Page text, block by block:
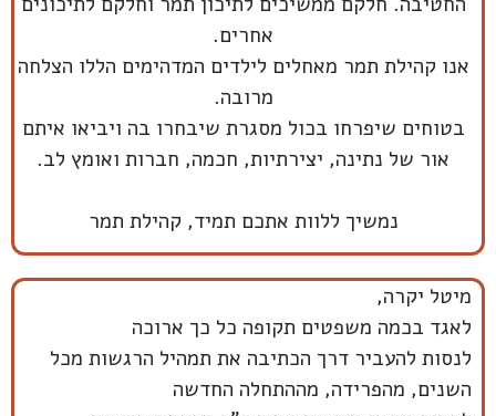
אחרים.
אנו קהילת תמר מאחלים לילדים המדהימים הללו הצלחה
מרובה.
בטוחים שיפרחו בכול מסגרת שיבחרו בה ויביאו איתם
אור של נתינה, יצירתיות, חכמה, חברות ואומץ לב.
נמשיך ללוות אתכם תמיד, קהילת תמר
מיטל יקרה,
לאגד בכמה משפטים תקופה כל כך ארוכה
לנסות להעביר דרך הכתיבה את תמהיל הרגשות מכל
השנים, מהפרידה, מההתחלה החדשה